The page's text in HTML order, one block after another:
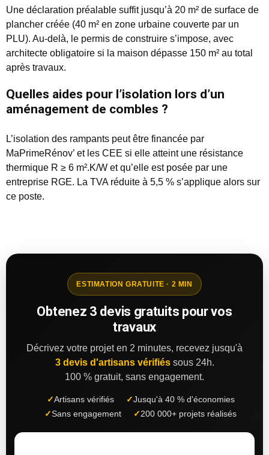
Une déclaration préalable suffit jusqu’à 20 m² de surface de
plancher créée (40 m² en zone urbaine couverte par un
PLU). Au-delà, le permis de construire s’impose, avec
architecte obligatoire si la maison dépasse 150 m² au total
après travaux.
Quelles aides pour l’isolation lors d’un
aménagement de combles ?
L’isolation des rampants peut être financée par
MaPrimeRénov’ et les CEE si elle atteint une résistance
thermique R ≥ 6 m².K/W et qu’elle est posée par une
entreprise RGE. La TVA réduite à 5,5 % s’applique alors sur
ce poste.
ESTIMATION GRATUITE · 2 MIN
Obtenez 3 devis gratuits pour vos
travaux
Décrivez votre projet en 2 minutes, recevez jusqu'à
3 devis d'artisans vérifiéssous 24h.
100 % gratuit, sans engagement.
✓Artisans vérifiés ✓Jusqu'à 40 % d'économies
✓Sans engagement ✓200 000+ projets réalisés